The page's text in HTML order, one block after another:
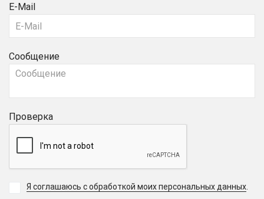
E-Mail
Сообщение
Проверка
Я соглашаюсь с обработкой моих персональных данных